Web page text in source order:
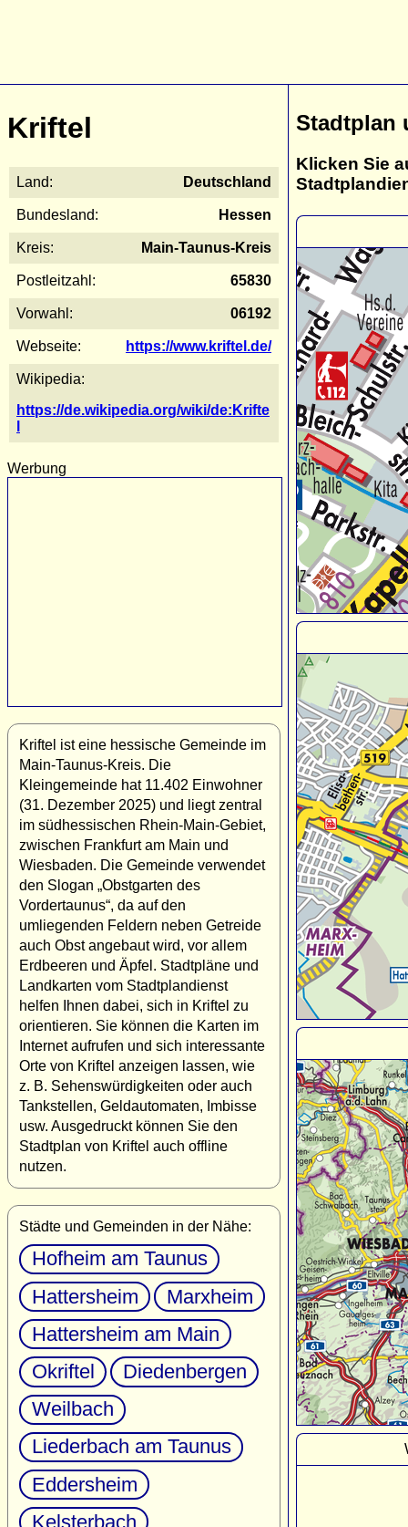
Kriftel
Land: Deutschland
Bundesland: Hessen
Kreis: Main-Taunus-Kreis
Postleitzahl: 65830
Vorwahl: 06192
Webseite: https://www.kriftel.de/
Wikipedia:
https://de.wikipedia.org/wiki/de:Krifte
Werbung
Kriftel ist eine hessische Gemeinde im
Main-Taunus-Kreis. Die
Kleingemeinde hat 11.402 Einwohner
(31. Dezember 2025) und liegt zentral
im südhessischen Rhein-Main-Gebiet,
zwischen Frankfurt am Main und
Wiesbaden. Die Gemeinde verwendet
den Slogan „Obstgarten des
Vordertaunus“, da auf den
umliegenden Feldern neben Getreide
auch Obst angebaut wird, vor allem
Erdbeeren und Äpfel. Stadtpläne und
Landkarten vom Stadtplandienst
helfen Ihnen dabei, sich in Kriftel zu
orientieren. Sie können die Karten im
Internet aufrufen und sich interessante
Orte von Kriftel anzeigen lassen, wie
z. B. Sehenswürdigkeiten oder auch
Tankstellen, Geldautomaten, Imbisse
usw. Ausgedruckt können Sie den
Stadtplan von Kriftel auch offline
nutzen.
Städte und Gemeinden in der Nähe:
Hofheim am Taunus
Hattersheim
Marxheim
Hattersheim am Main
Okriftel
Diedenbergen
Weilbach
Liederbach am Taunus
Eddersheim
Kelsterbach
Stadtplan
Klicken Sie